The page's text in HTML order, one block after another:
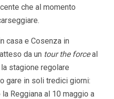
che al momento
casa e Cosenza in
da un tour the forceal
stagione regolare
gare in soli tredici giorni:
Reggiana al 10 maggio a